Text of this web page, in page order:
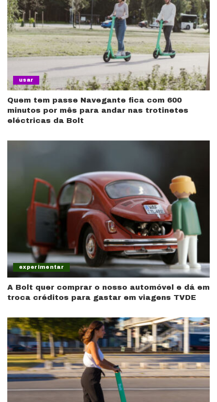
usar
Quem tem passe Navegante fica com 600
minutos por mês para andar nas trotinetes
eléctricas da Bolt
experimentar
A Bolt quer comprar o nosso automóvel e dá em
troca créditos para gastar em viagens TVDE